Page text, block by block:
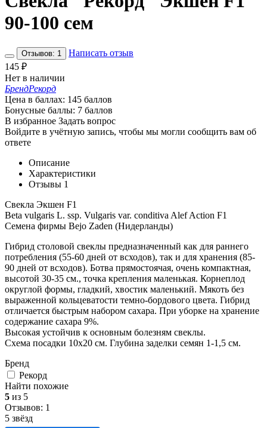
90-100 сем
Отзывов: 1
Написать отзыв
145 ₽
Нет в наличии
БрендРекорд
Цена в баллах: 145 баллов
Бонусные баллы: 7 баллов
В избранное Задать вопрос
Войдите в учётную запись, чтобы мы могли сообщить вам об
ответе
Описание
Характеристики
Отзывы 1
Свекла Экшен F1
Beta vulgaris L. ssp. Vulgaris var. conditiva Alef Action F1
Семена фирмы Bejo Zaden (Нидерланды)
Гибрид столовой свеклы предназначенный как для раннего
потребления (55-60 дней от всходов), так и для хранения (85-
90 дней от всходов). Ботва прямостоячая, очень компактная,
высотой 30-35 см., точка крепления маленькая. Корнеплод
округлой формы, гладкий, хвостик маленький. Мякоть без
выраженной кольцеватости темно-бордового цвета. Гибрид
отличается быстрым набором сахара. При уборке на хранение
содержание сахара 9%.
Высокая устойчив к основным болезням свеклы.
Схема посадки 10х20 см. Глубина заделки семян 1-1,5 см.
Бренд
Рекорд
Найти похожие
5 из 5
Отзывов: 1
5 звёзд